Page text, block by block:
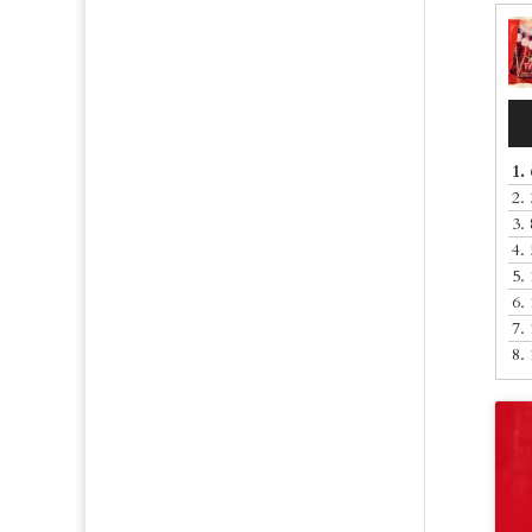
1.
2.
3.
4.
5.
6.
7.
8.